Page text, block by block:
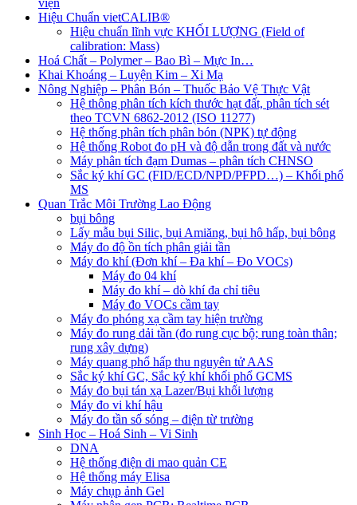
viện
Hiệu Chuẩn vietCALIB®
Hiệu chuẩn lĩnh vực KHỐI LƯỢNG (Field of
calibration: Mass)
Hoá Chất – Polymer – Bao Bì – Mực In…
Khai Khoáng – Luyện Kim – Xi Mạ
Nông Nghiệp – Phân Bón – Thuốc Bảo Vệ Thực Vật
Hệ thông phân tích kích thước hạt đất, phân tích sét
theo TCVN 6862-2012 (ISO 11277)
Hệ thống phân tích phân bón (NPK) tự động
Hệ thống Robot đo pH và độ dẫn trong đất và nước
Máy phân tích đạm Dumas – phân tích CHNSO
Sắc ký khí GC (FID/ECD/NPD/PFPD…) – Khối phổ
MS
Quan Trắc Môi Trường Lao Động
bụi bông
Lấy mẫu bụi Silic, bụi Amiăng, bụi hô hấp, bụi bông
Máy đo độ ồn tích phân giải tần
Máy đo khí (Đơn khí – Đa khí – Đo VOCs)
Máy đo 04 khí
Máy đo khí – dò khí đa chỉ tiêu
Máy đo VOCs cầm tay
Máy đo phóng xạ cầm tay hiện trường
Máy đo rung dải tần (đo rung cục bộ; rung toàn thân;
rung xây dựng)
Máy quang phổ hấp thu nguyên tử AAS
Sắc ký khí GC, Sắc ký khí khối phổ GCMS
Máy đo bụi tán xạ Lazer/Bụi khối lượng
Máy đo vi khí hậu
Máy đo tần số sóng – điện từ trường
Sinh Học – Hoá Sinh – Vi Sinh
DNA
Hệ thống điện di mao quản CE
Hệ thống máy Elisa
Máy chụp ảnh Gel